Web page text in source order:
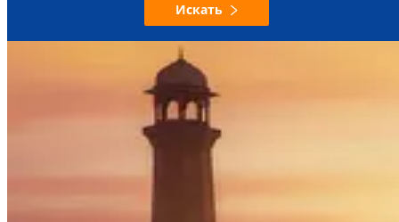
Искать